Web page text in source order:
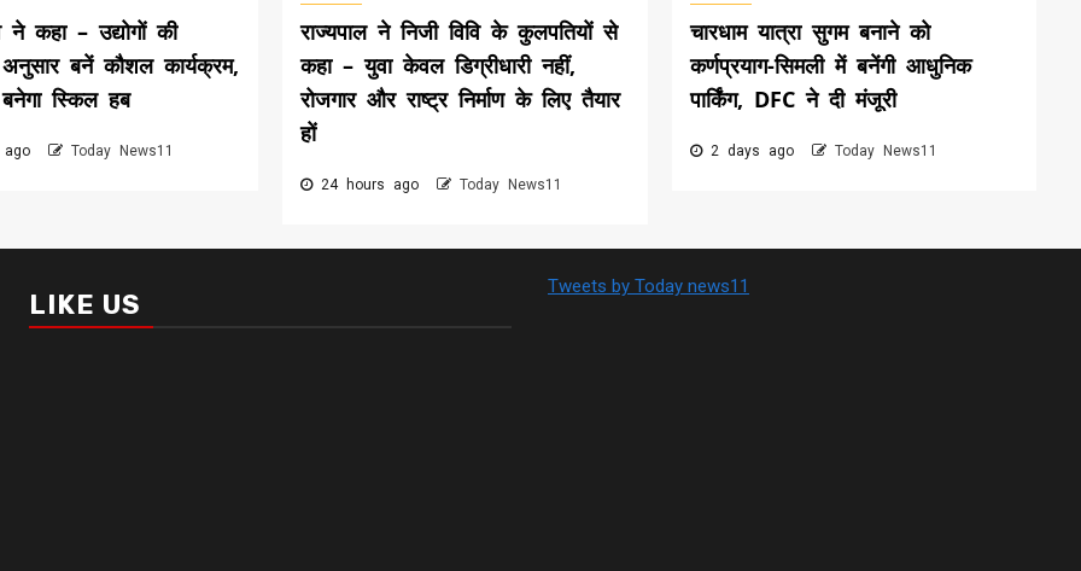
कहा – उद्योगों की
बनें कौशल कार्यक्रम,
स्किल हब
Today News11
राज्यपाल ने निजी विवि के कुलपतियों से
कहा – युवा केवल डिग्रीधारी नहीं,
रोजगार और राष्ट्र निर्माण के लिए तैयार
हों
24 hours ago Today News11
चारधाम यात्रा सुगम बनाने को
कर्णप्रयाग-सिमली में बनेंगी आधुनिक
पार्किंग, DFC ने दी मंजूरी
2 days ago Today News11
LIKE US
Tweets by Today news11